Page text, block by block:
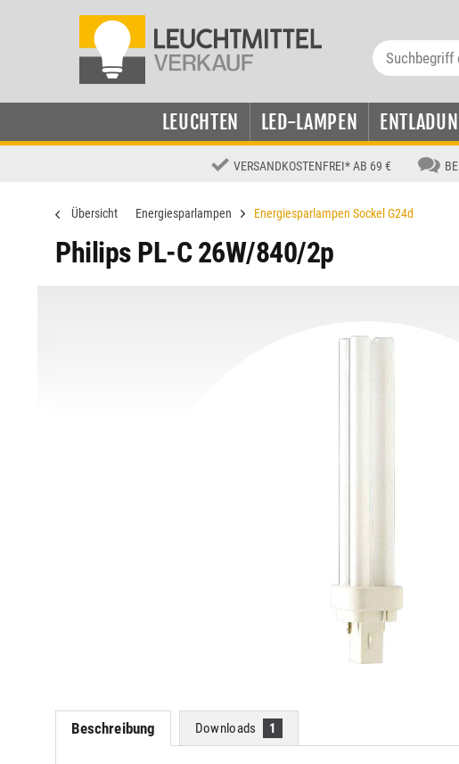
LEUCHTEN LED-LAMPEN
VERSANDKOSTENFREI* AB 69 €
Übersicht Energiesparlampen Energiesparlampen Sockel G24d
Philips PL-C 26W/840/2p
Beschreibung Downloads 1